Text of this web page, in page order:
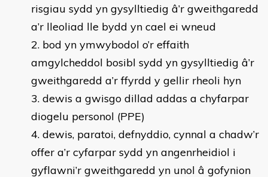
risgiau sydd yn gysylltiedig â’r gweithgaredd
a’r lleoliad lle bydd yn cael ei wneud
bod yn ymwybodol o’r effaith
amgylcheddol bosibl sydd yn gysylltiedig â’r
gweithgaredd a’r ffyrdd y gellir rheoli hyn
dewis a gwisgo dillad addas a chyfarpar
diogelu personol (PPE)
dewis, paratoi, defnyddio, cynnal a chadw’r
offer a’r cyfarpar sydd yn angenrheidiol i
gyflawni’r gweithgaredd yn unol â gofynion